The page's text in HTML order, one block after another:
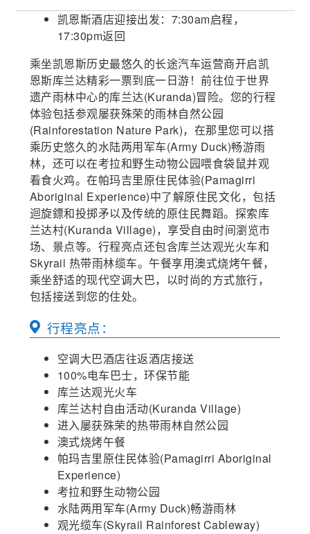
包含：所有装备、潜水服、配重带和水鞋
参团人数：至少1人，最多7人
间为 10 分钟。在指定的时间，乘客需要到达海洋基地
的潜水区，在那里他们将获得所有设备并组装完成
Seawalker。 预计在水中的时间长达 20 分钟。海底漫
步是在浮筒下方的平台上进行的，而不是在海底。
参团条件：
1. 必须配合摩尔礁全日游票价购买
3. 必须穿戴泳衣，适合不会游泳的人士
2. 最低年龄为12 岁，18 岁以下的儿童需要有父母或法
定监护人陪同参加旅行
4. 所有客人都需要填写医疗豁免，身体无恙才能参加
1. 必须配合摩尔礁全日游票价购买
3. 必须穿戴泳衣，适合不会游泳的人士
2. 最低年龄为12 岁，18 岁以下的儿童需要有父母或法
4. 所有客人都需要填写医疗豁免，身体无恙才能参加
凯恩斯酒店迎接出发：7:30am启程，
17:30pm返回
乘坐凯恩斯历史最悠久的长途汽车运营商开启凯
恩斯库兰达精彩一票到底一日游！前往位于世界
遗产雨林中心的库兰达(Kuranda)冒险。您的行程
体验包括参观屡获殊荣的雨林自然公园
(Rainforestation Nature Park)，在那里您可以搭
乘历史悠久的水陆两用军车(Army Duck)畅游雨
林，还可以在考拉和野生动物公园喂食袋鼠并观
看食火鸡。在帕玛吉里原住民体验(Pamagirri
Aboriginal Experience)中了解原住民文化，包括
迴旋鏢和投掷矛以及传统的原住民舞蹈。探索库
兰达村(Kuranda Village)，享受自由时间瀏览市
场、景点等。行程亮点还包含库兰达观光火车和
Skyrail 热带雨林缆车。午餐享用澳式烧烤午餐，
乘坐舒适的现代空调大巴，以时尚的方式旅行，
包括接送到您的住处。
行程亮点：
空调大巴酒店往返酒店接送
100%电车巴士，环保节能
库兰达观光火车
库兰达村自由活动(Kuranda Village)
进入屡获殊荣的热带雨林自然公园
澳式烧烤午餐
帕玛吉里原住民体验(Pamagirri Aboriginal
Experience)
考拉和野生动物公园
水陆两用军车(Army Duck)畅游雨林
观光缆车(Skyrail Rainforest Cableway)